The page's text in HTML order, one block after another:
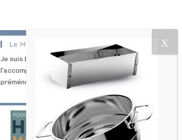
Le Magazine Naturo
Je suis Evy, Naturopathe spécialisée dans
l’accompagnement des femmes en
préménopause et ménopause